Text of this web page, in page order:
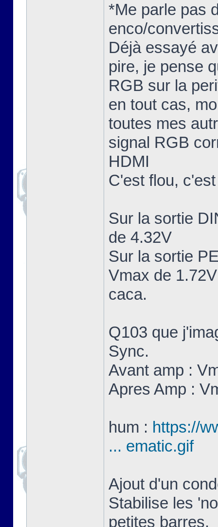
*Me parle pas
enco/
Déjà essayé
pire, je pense
RGB sur la
en tout cas,
toutes mes
signal RGB
HDMI
C'est flou,
Sur la sortie
de 4.32V
Sur la sortie
Vmax de
caca.
Q103 que
Sync.
Avant amp :
Apres Amp :
hum : https://
... ematic.gif
Ajout d'un
Stabilise les
petites barres.